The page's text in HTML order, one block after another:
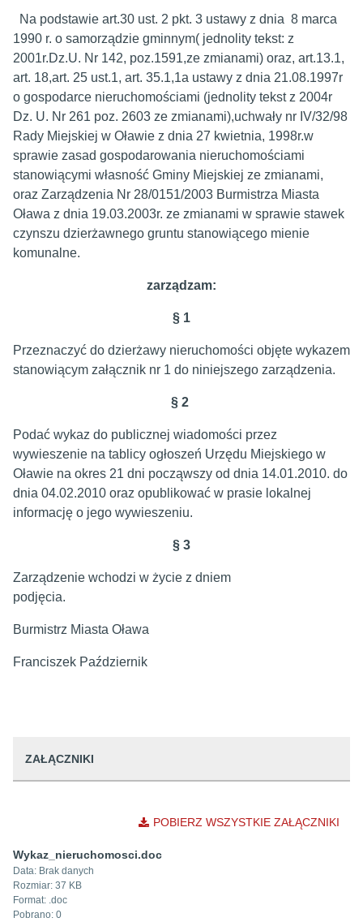
Na podstawie art.30 ust. 2 pkt. 3 ustawy z dnia 8 marca
1990 r. o samorządzie gminnym( jednolity tekst: z
2001r.Dz.U. Nr 142, poz.1591,ze zmianami) oraz, art.13.1,
art. 18,art. 25 ust.1, art. 35.1,1a ustawy z dnia 21.08.1997r
o gospodarce nieruchomościami (jednolity tekst z 2004r
Dz. U. Nr 261 poz. 2603 ze zmianami),uchwały nr IV/32/98
Rady Miejskiej w Oławie z dnia 27 kwietnia, 1998r.w
sprawie zasad gospodarowania nieruchomościami
stanowiącymi własność Gminy Miejskiej ze zmianami,
oraz Zarządzenia Nr 28/0151/2003 Burmistrza Miasta
Oława z dnia 19.03.2003r. ze zmianami w sprawie stawek
czynszu dzierżawnego gruntu stanowiącego mienie
komunalne.
zarządzam:
§ 1
Przeznaczyć do dzierżawy nieruchomości objęte wykazem
stanowiącym załącznik nr 1 do niniejszego zarządzenia.
§ 2
Podać wykaz do publicznej wiadomości przez
wywieszenie na tablicy ogłoszeń Urzędu Miejskiego w
Oławie na okres 21 dni począwszy od dnia 14.01.2010. do
dnia 04.02.2010 oraz opublikować w prasie lokalnej
informację o jego wywieszeniu.
§ 3
Zarządzenie wchodzi w życie z dniem
podjęcia.
Burmistrz Miasta Oława
Franciszek Październik
ZAŁĄCZNIKI
POBIERZ WSZYSTKIE ZAŁĄCZNIKI
Wykaz_nieruchomosci.doc
Data: Brak danych
Rozmiar: 37 KB
Format: .doc
Pobrano: 0